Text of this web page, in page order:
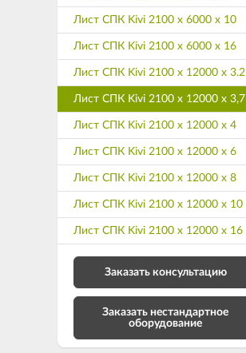
Лист СПК Kivi 2100 х 6000 х 10
Лист СПК Kivi 2100 х 6000 х 16
Лист СПК Kivi 2100 х 12000 х 3.2
Лист СПК Kivi 2100 х 12000 х 3,7
Лист СПК Kivi 2100 х 12000 х 4
Лист СПК Kivi 2100 х 12000 х 6
Лист СПК Kivi 2100 х 12000 х 8
Лист СПК Kivi 2100 х 12000 х 10
Лист СПК Kivi 2100 х 12000 х 16
Заказать консультацию
Заказать нестандартное
оборудование